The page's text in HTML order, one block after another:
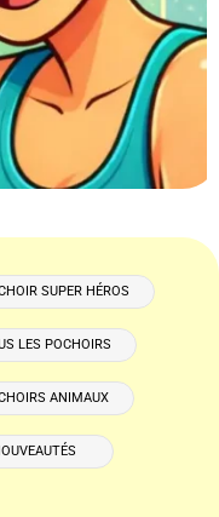
SUPER HÉROS
LES POCHOIRS
ANIMAUX